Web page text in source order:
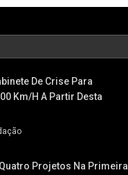
De Crise Para
Km/h A Partir Desta
Projetos Na Primeira